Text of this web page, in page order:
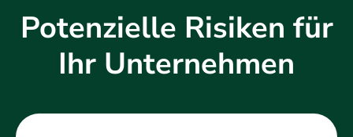
Potenzielle Risiken für
Ihr Unternehmen